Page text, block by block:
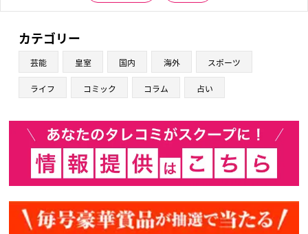
カテゴリー
芸能 皇室 国内 海外 スポーツ
ライフ コミック コラム 占い